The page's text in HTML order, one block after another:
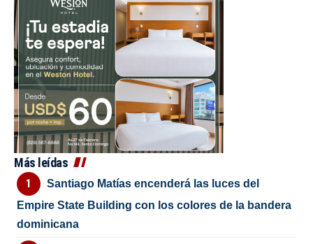
Más leídas
Santiago Matías encenderá las luces del
Empire State Building con los colores de la bandera
dominicana